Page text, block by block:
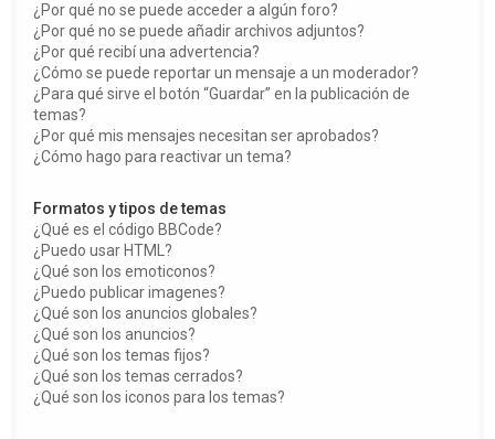
¿Por qué no se puede acceder a algún foro?
¿Por qué no se puede añadir archivos adjuntos?
¿Por qué recibí una advertencia?
¿Cómo se puede reportar un mensaje a un moderador?
¿Para qué sirve el botón “Guardar” en la publicación de
temas?
¿Por qué mis mensajes necesitan ser aprobados?
¿Cómo hago para reactivar un tema?
Formatos y tipos de temas
¿Qué es el código BBCode?
¿Puedo usar HTML?
¿Qué son los emoticonos?
¿Puedo publicar imagenes?
¿Qué son los anuncios globales?
¿Qué son los anuncios?
¿Qué son los temas fijos?
¿Qué son los temas cerrados?
¿Qué son los iconos para los temas?